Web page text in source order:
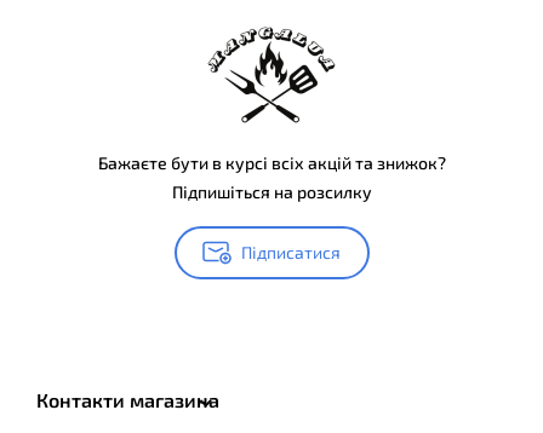
Бажаєте бути в курсі всіх акцій та знижок?
Підпишіться на розсилку
Підписатися
Контакти магазина